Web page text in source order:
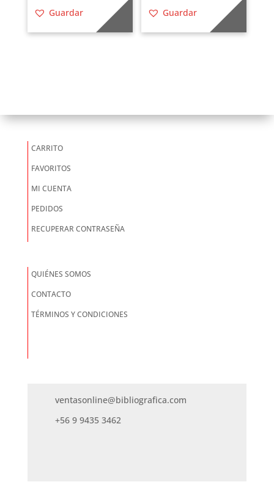
Guardar Guardar
CARRITO
FAVORITOS
MI CUENTA
PEDIDOS
RECUPERAR CONTRASEÑA
QUIÉNES SOMOS
CONTACTO
TÉRMINOS Y CONDICIONES
ventasonline@bibliografica.com
+56 9 9435 3462